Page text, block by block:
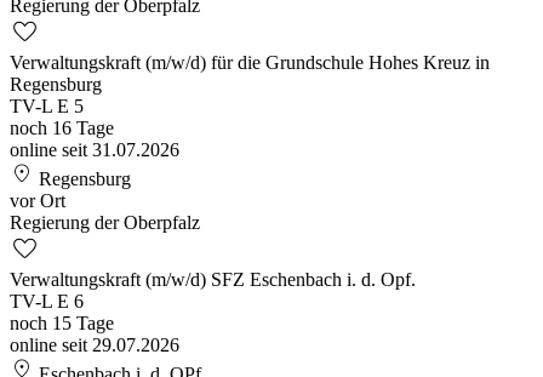
Regierung der Oberpfalz
favorite
Verwaltungskraft (m/w/d) für die Grundschule Hohes Kreuz in
Regensburg
TV-L E 5
noch 16 Tage
online seit 31.07.2026
location_on Regensburg
vor Ort
Regierung der Oberpfalz
favorite
Verwaltungskraft (m/w/d) SFZ Eschenbach i. d. Opf.
TV-L E 6
noch 15 Tage
online seit 29.07.2026
location_on